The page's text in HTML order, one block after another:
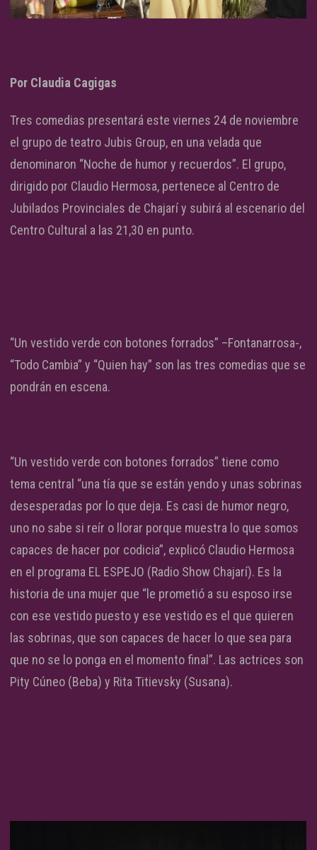
Por Claudia Cagigas
Tres comedias presentará este viernes 24 de noviembre
el grupo de teatro Jubis Group, en una velada que
denominaron “Noche de humor y recuerdos”. El grupo,
dirigido por Claudio Hermosa, pertenece al Centro de
Jubilados Provinciales de Chajarí y subirá al escenario del
Centro Cultural a las 21,30 en punto.
“Un vestido verde con botones forrados” –Fontanarrosa-,
“Todo Cambia” y “Quien hay” son las tres comedias que se
pondrán en escena.
“Un vestido verde con botones forrados” tiene como
tema central “una tía que se están yendo y unas sobrinas
desesperadas por lo que deja. Es casi de humor negro,
uno no sabe si reír o llorar porque muestra lo que somos
capaces de hacer por codicia”, explicó Claudio Hermosa
en el programa EL ESPEJO (Radio Show Chajarí). Es la
historia de una mujer que “le prometió a su esposo irse
con ese vestido puesto y ese vestido es el que quieren
las sobrinas, que son capaces de hacer lo que sea para
que no se lo ponga en el momento final”. Las actrices son
Pity Cúneo (Beba) y Rita Titievsky (Susana).